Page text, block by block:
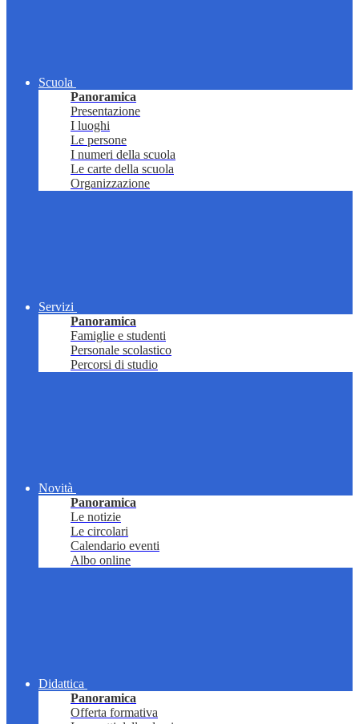
Scuola
Panoramica
Presentazione
I luoghi
Le persone
I numeri della scuola
Le carte della scuola
Organizzazione
Servizi
Panoramica
Famiglie e studenti
Personale scolastico
Percorsi di studio
Novità
Panoramica
Le notizie
Le circolari
Calendario eventi
Albo online
Didattica
Panoramica
Offerta formativa